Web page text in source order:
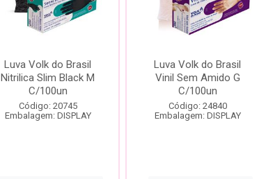
Luva Volk do Brasil
Nitrilica Slim Black M
C/100un
Código: 20745
Embalagem: DISPLAY
Luva Volk do Brasil
Vinil Sem Amido G
C/100un
Código: 24840
Embalagem: DISPLAY